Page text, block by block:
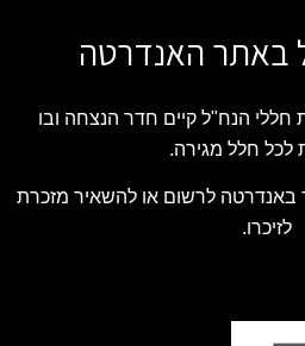
באתר האנדרטה
הנח"ל קיים חדר הנצחה ובו
לכל חלל מגירה.
באנדרטה לרשום או להשאיר מזכרת
לזיכרו.